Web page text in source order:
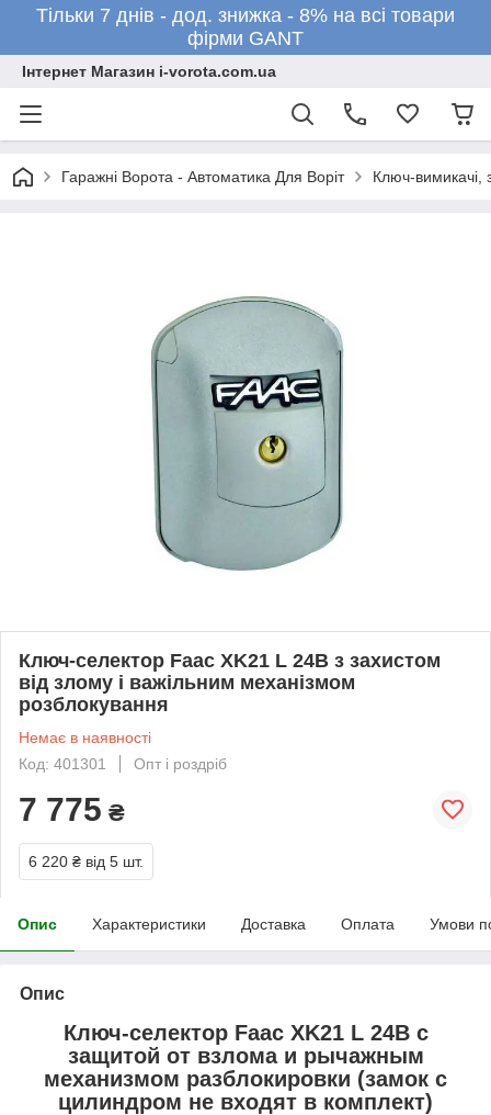
Тільки 7 днів - дод. знижка - 8% на всі товари
фірми GANT
Інтернет Магазин i-vorota.com.ua
Гаражні Ворота - Автоматика Для Воріт Ключ-вимикачі,
Ключ-селектор Faac XK21 L 24В з захистом
від злому і важільним механізмом
розблокування
Немає в наявності
Код: 401301
Опт і роздріб
7 775 ₴
6 220 ₴ від 5 шт.
Опис Характеристики Доставка Оплата Умови
Опис
Ключ-селектор Faac XK21 L 24В с
защитой от взлома и рычажным
механизмом разблокировки (замок с
цилиндром не входят в комплект)